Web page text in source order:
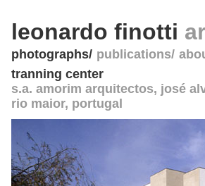
leonardo finotti
photographs publications
tranning center
s.a. amorim arquitectos, josé
rio maior, portugal